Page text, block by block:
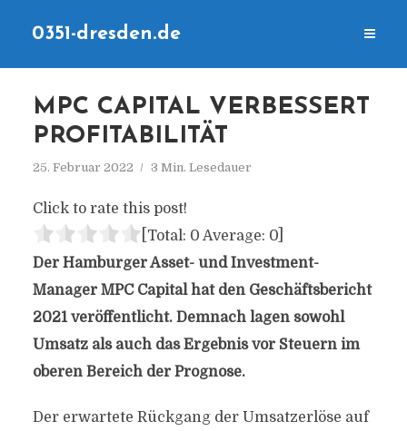
0351-dresden.de
MPC CAPITAL VERBESSERT
PROFITABILITÄT
25. Februar 2022 3 Min. Lesedauer
Click to rate this post!
[Total: 0 Average: 0]
Der Hamburger Asset- und Investment-
Manager MPC Capital hat den Geschäftsbericht
2021 veröffentlicht. Demnach lagen sowohl
Umsatz als auch das Ergebnis vor Steuern im
oberen Bereich der Prognose.
Der erwartete Rückgang der Umsatzerlöse auf